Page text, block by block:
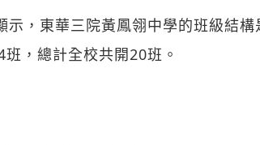
，東華三院黃鳳翎中學的班級結
，總計全校共開20班。